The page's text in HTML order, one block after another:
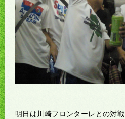
明日は川崎フロンターレとの対戦